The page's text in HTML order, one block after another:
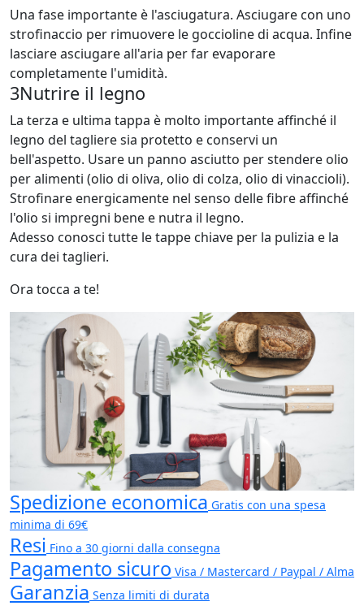
Una fase importante è l'asciugatura. Asciugare con uno
strofinaccio per rimuovere le goccioline di acqua. Infine
lasciare asciugare all'aria per far evaporare
completamente l'umidità.
3Nutrire il legno
La terza e ultima tappa è molto importante affinché il
legno del tagliere sia protetto e conservi un
bell'aspetto. Usare un panno asciutto per stendere olio
per alimenti (olio di oliva, olio di colza, olio di vinaccioli).
Strofinare energicamente nel senso delle fibre affinché
l'olio si impregni bene e nutra il legno.
Adesso conosci tutte le tappe chiave per la pulizia e la
cura dei taglieri.
Ora tocca a te!
Spedizione economica Gratis con una spesa
minima di 69€
Resi Fino a 30 giorni dalla consegna
Pagamento sicuro Visa / Mastercard / Paypal / Alma
Garanzia Senza limiti di durata